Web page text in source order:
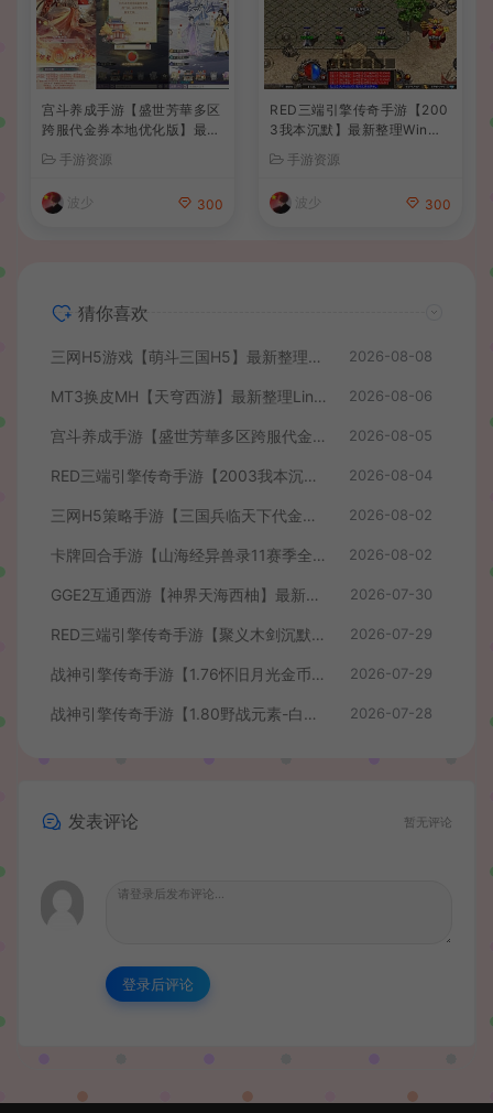
宫斗养成手游【盛世芳華多区
跨服代金券本地优化版】最新
整理单机一键即玩端+Linux
手工服务端+CDK授权后台
+安卓+详细搭建教程
手游资源
波少 300
RED三端引擎传奇手游【200
3我本沉默】最新整理Win系
服务端+安卓苹果PC三端+详
细搭建教程
手游资源
波少 300
猜你喜欢
三网H5游戏【萌斗三国H5】最新整理WIN系服务端+GM后台+详细搭建教程 2026-08-08
MT3换皮MH【天穹西游】最新整理Linux手工服务端+安卓苹果双端+GM后台+详细搭建教程+全套源码+视频教程 2026-08-06
宫斗养成手游【盛世芳華多区跨服代金券本地优化版】最新整理单机一键即玩端+Linux手工服务端+CDK授权后台+安卓+详细搭建教程 2026-08-05
RED三端引擎传奇手游【2003我本沉默】最新整理Win系服务端+安卓苹果PC三端+详细搭建教程 2026-08-04
三网H5策略手游【三国兵临天下代金券内购七合修复版】最新整理单机一键即玩镜像端+Linux手工服务端+管理后台+GM授权后台+简易安卓客户端+详细搭建教程+视频教程 2026-08-02
卡牌回合手游【山海经异兽录11赛季全人物代金券内购版】最新整理WIN系服务端+授权GM后台+管理后台+热更修改工具+安卓+详细搭建教程 2026-08-02
GGE2互通西游【神界天海西柚】最新整理Win系服务端+安卓苹果PC三端+内置GM工具+全套源码+详细搭建教程+视频教程 2026-07-30
RED三端引擎传奇手游【聚义木剑沉默高仿嘟嘟沉默】最新整理Win系服务端+安卓苹果PC三端+详细搭建教程 2026-07-29
战神引擎传奇手游【1.76怀旧月光金币版】最新整理Win系复古服务端+安卓苹果双端+GM授权物品后台+详细搭建教程 2026-07-29
战神引擎传奇手游【1.80野战元素-白猪7.2免授权】最新整理Win系特色服务端+安卓+GM授权物品后台+详细搭建教程 2026-07-28
发表评论 暂无评论
登录后评论